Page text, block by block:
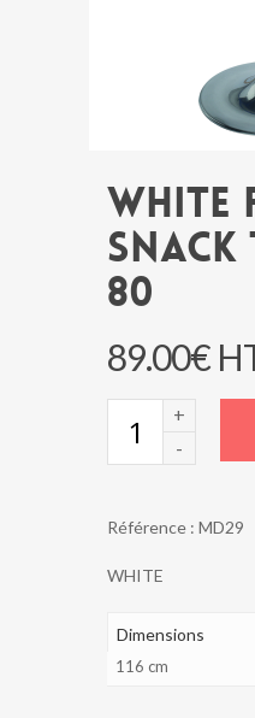
WHITE
80
89.00€
FLASHY
Ø
quantity
Référence : MD29
WHITE
Dimensions
116 cm